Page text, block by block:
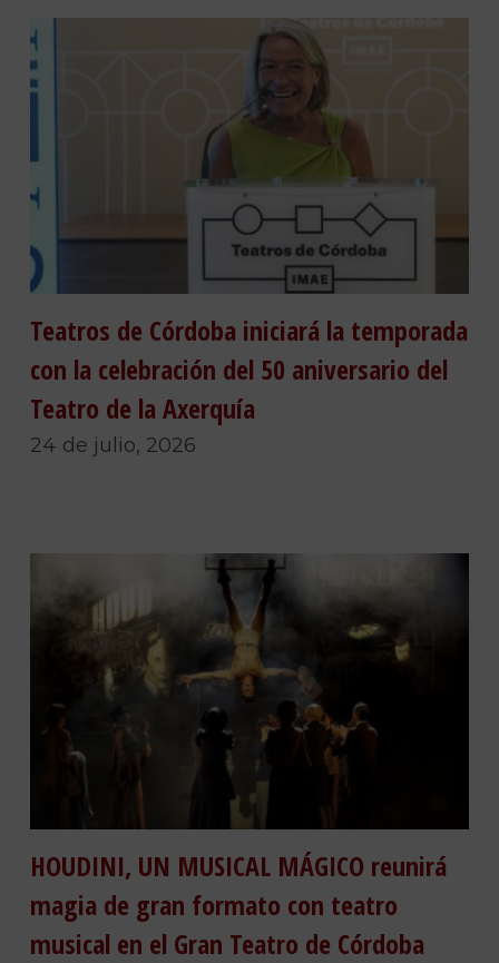
Teatros de Córdoba iniciará la temporada
con la celebración del 50 aniversario del
Teatro de la Axerquía
24 de julio, 2026
HOUDINI, UN MUSICAL MÁGICO reunirá
magia de gran formato con teatro
musical en el Gran Teatro de Córdoba